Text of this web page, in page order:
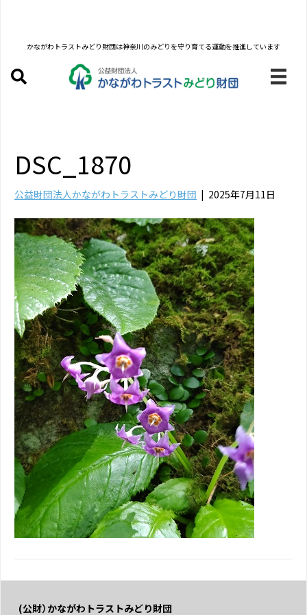
かながわトラストみどり財団は神奈川のみどりを守り育てる運動を推進しています
DSC_1870
公益財団法人かながわトラストみどり財団 | 2025年7月11日
(公財）かながわトラストみどり財団